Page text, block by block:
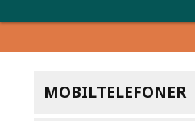
MOBILTELEFONER